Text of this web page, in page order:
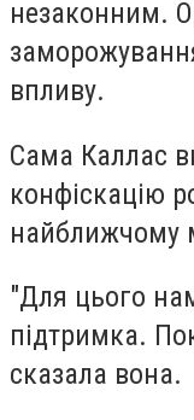
незаконним.
впливу.
Сама Каллас
конфіскацію
найближчому
"Для цього
підтримка.
сказала вона.